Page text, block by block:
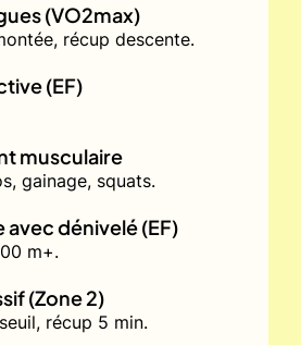
(VO2max)
récup descente.
(EF)
musculaire
gainage, squats.
avec dénivelé (EF)
m+.
(Zone 2)
récup 5 min.